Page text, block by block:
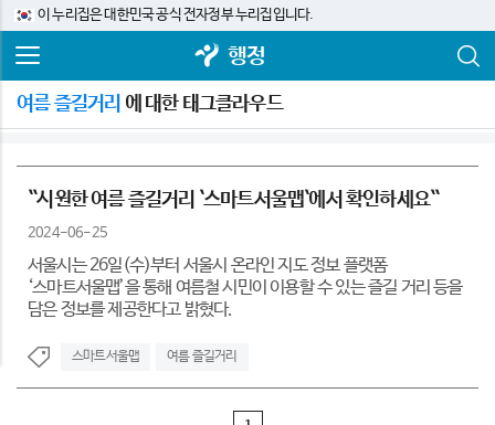
이 누리집은 대한민국 공식 전자정부 누리집입니다.
행정
여름 즐길거리 에 대한 태그클라우드
``시원한 여름 즐길거리 `스마트서울맵`에서 확인하세요``
2024-06-25
서울시는 26일(수)부터 서울시 온라인 지도 정보 플랫폼
‘스마트서울맵’을 통해 여름철 시민이 이용할 수 있는 즐길 거리 등을
담은 정보를 제공한다고 밝혔다.
스마트서울맵 여름 즐길거리